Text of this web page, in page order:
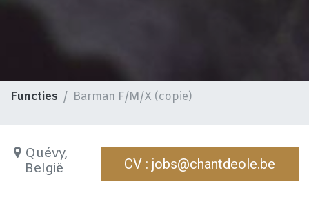
Functies Barman F/M/X (copie)
CV : jobs@chantdeole.be
Quévy,
België